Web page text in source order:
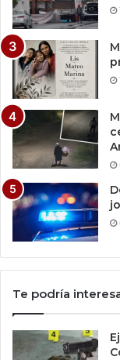
Te podría